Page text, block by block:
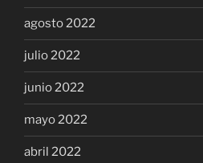
agosto 2022
julio 2022
junio 2022
mayo 2022
abril 2022